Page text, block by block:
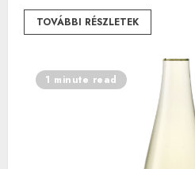
TOVÁBBI RÉSZLETEK
1 minute read